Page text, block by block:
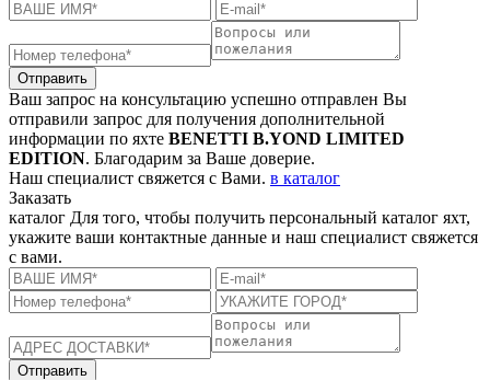
Отправить
Ваш запрос на консультацию успешно отправлен Вы
отправили запрос для получения дополнительной
информации по яхте BENETTI B.YOND LIMITED
EDITION. Благодарим за Ваше доверие.
Наш специалист свяжется с Вами. в каталог
Заказать
каталог Для того, чтобы получить персональный каталог яхт,
укажите ваши контактные данные и наш специалист свяжется
с вами.
Отправить